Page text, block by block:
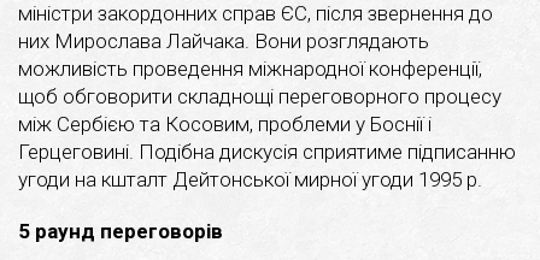
міністри закордонних справ ЄС, після звернення до
них Мирослава Лайчака. Вони розглядають
можливість проведення міжнародної конференції,
щоб обговорити складнощі переговорного процесу
між Сербією та Косовим, проблеми у Боснії і
Герцеговині. Подібна дискусія сприятиме підписанню
угоди на кшталт Дейтонської мирної угоди 1995 р.
5 раунд переговорів